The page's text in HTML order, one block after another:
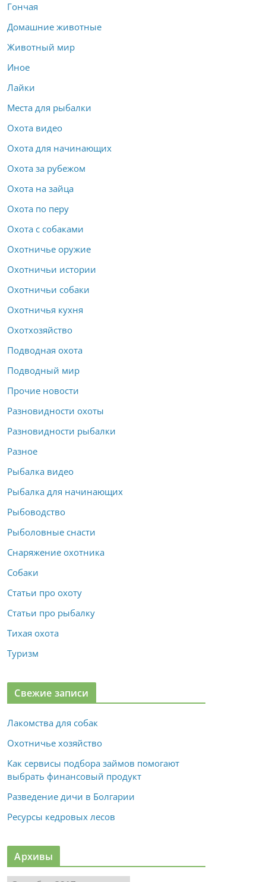
Гончая
Домашние животные
Животный мир
Иное
Лайки
Места для рыбалки
Охота видео
Охота для начинающих
Охота за рубежом
Охота на зайца
Охота по перу
Охота с собаками
Охотничье оружие
Охотничьи истории
Охотничьи собаки
Охотничья кухня
Охотхозяйство
Подводная охота
Подводный мир
Прочие новости
Разновидности охоты
Разновидности рыбалки
Разное
Рыбалка видео
Рыбалка для начинающих
Рыбоводство
Рыболовные снасти
Снаряжение охотника
Собаки
Статьи про охоту
Статьи про рыбалку
Тихая охота
Туризм
Свежие записи
Лакомства для собак
Охотничье хозяйство
Как сервисы подбора займов помогают
выбрать финансовый продукт
Разведение дичи в Болгарии
Ресурсы кедровых лесов
Архивы